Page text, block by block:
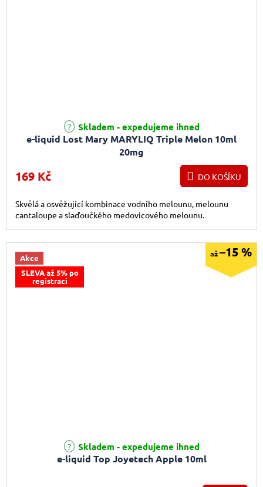
e-liquid Lost Mary MARYLIQ Triple Melon 10ml
20mg
Skladem - expedujeme ihned
169 Kč DO KOŠÍKU
Skvělá a osvěžující kombinace vodního melounu, melounu
cantaloupe a slaďoučkého medovicového melounu.
Akce
SLEVA až 5% po
registraci
až–15 %
e-liquid Top Joyetech Apple 10ml
Průměrné hodnocení produktu je 5,0 z 5 hvězdiček.
Skladem - expedujeme ihned